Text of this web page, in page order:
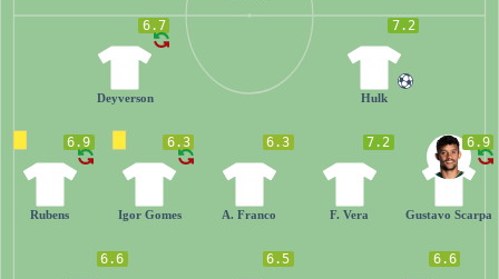
6.6 6.5 6.6
6.9
Rubens
6.3
Igor Gomes
6.3
A. Franco
7.2
F. Vera
6.9
Gustavo Scarpa
6.7
Deyverson
7.2
Hulk